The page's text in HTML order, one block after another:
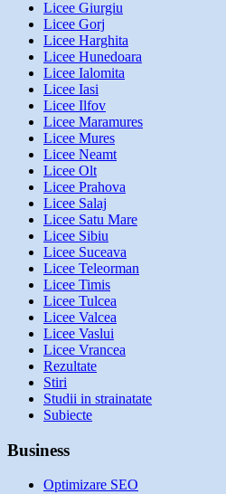
Licee Giurgiu
Licee Gorj
Licee Harghita
Licee Hunedoara
Licee Ialomita
Licee Iasi
Licee Ilfov
Licee Maramures
Licee Mures
Licee Neamt
Licee Olt
Licee Prahova
Licee Salaj
Licee Satu Mare
Licee Sibiu
Licee Suceava
Licee Teleorman
Licee Timis
Licee Tulcea
Licee Valcea
Licee Vaslui
Licee Vrancea
Rezultate
Stiri
Studii in strainatate
Subiecte
Business
Optimizare SEO